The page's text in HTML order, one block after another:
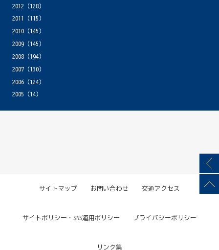
2012 (128)
2011
(115)
2010(145)
2009(145)
2008(194)
2007(130)
2006(124)
2005 (14)
サイトマップ お問い合わせ 交通アクセス
サイトポリシー・SNS運用ポリシー プライバシーポリシー
リンク集